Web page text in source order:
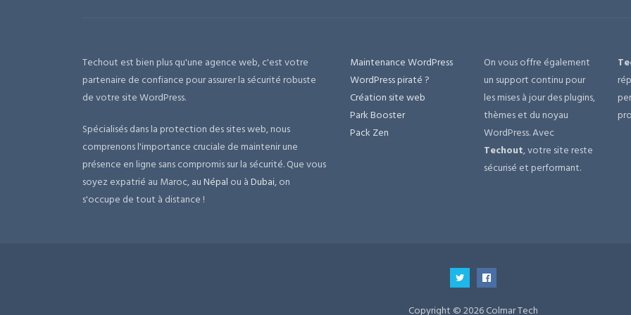
Techout est bien plus qu'une agence web, c'est votre
partenaire de confiance pour assurer la sécurité robuste
de votre site WordPress.
Spécialisés dans la protection des sites web, nous
comprenons l'importance cruciale de maintenir une
présence en ligne sans compromis sur la sécurité. Que vous
soyez expatrié au Maroc, auNépal ou àDubai, on
s'occupe de tout à distance !
Maintenance WordPress
WordPress piraté ?
Création site web
Park Booster
Pack Zen
On vous offre également
un support continu pour
les mises à jour des plugins,
thèmes et du noyau
WordPress. Avec
Techout, votre site reste
sécurisé et performant.
Copyright © 2026 Colmar Tech